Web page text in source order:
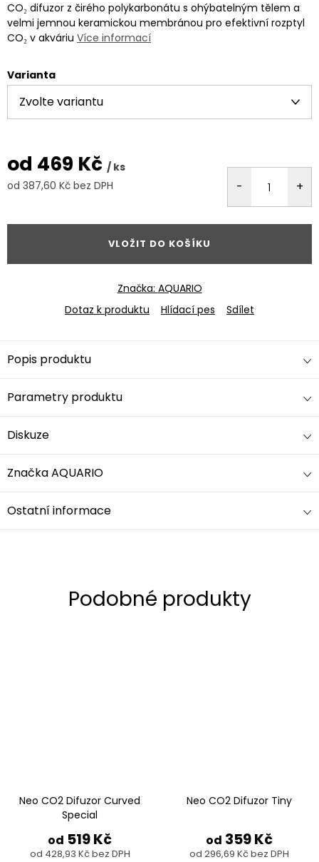
CO₂ difuzor z čirého polykarbonátu s ohýbatelným tělem a
velmi jemnou keramickou membránou pro efektivní rozptyl
CO₂ v akváriu Více informací
Varianta
od 469 Kč / ks
od 387,60 Kč bez DPH
VLOŽIT DO KOŠÍKU
Značka: AQUARIO
Dotaz k produktu
Hlídací pes Sdílet
Popis produktu
Parametry produktu
Diskuze
ZnačkaAQUARIO
Ostatní informace
Neo CO2 Difuzor Curved
Special
od 428,93 Kč bez DPH
od 519 Kč
Neo CO2 Difuzor Tiny
od 296,69 Kč bez DPH
od 359 Kč